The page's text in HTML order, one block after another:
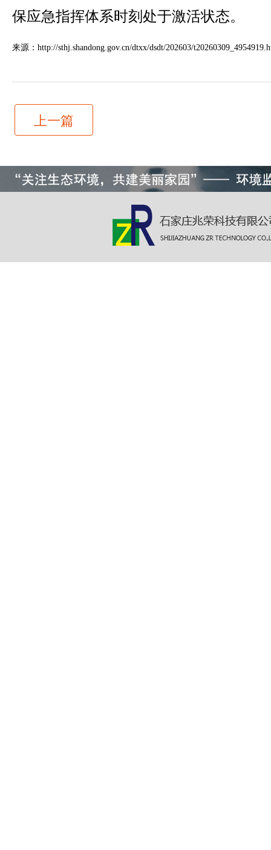
保应急指挥体系时刻处于激活状态。
来源：http://sthj.shandong.gov.cn/dtxx/dsdt/202603/
上一篇